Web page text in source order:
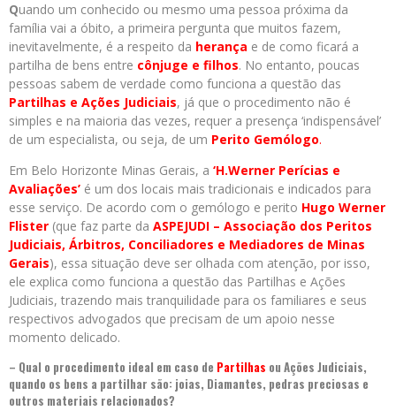
Quando um conhecido ou mesmo uma pessoa próxima da
família vai a óbito, a primeira pergunta que muitos fazem,
inevitavelmente, é a respeito da herança e de como ficará a
partilha de bens entre cônjuge e filhos. No entanto, poucas
pessoas sabem de verdade como funciona a questão das
Partilhas e Ações Judiciais, já que o procedimento não é
simples e na maioria das vezes, requer a presença ‘indispensável’
de um especialista, ou seja, de um Perito Gemólogo.
Em Belo Horizonte Minas Gerais, a ‘H.Werner Perícias e
Avaliações’ é um dos locais mais tradicionais e indicados para
esse serviço. De acordo com o gemólogo e perito Hugo Werner
Flister (que faz parte da ASPEJUDI – Associação dos Peritos
Judiciais, Árbitros, Conciliadores e Mediadores de Minas
Gerais), essa situação deve ser olhada com atenção, por isso,
ele explica como funciona a questão das Partilhas e Ações
Judiciais, trazendo mais tranquilidade para os familiares e seus
respectivos advogados que precisam de um apoio nesse
momento delicado.
– Qual o procedimento ideal em caso de Partilhas ou Ações Judiciais,
quando os bens a partilhar são: joias, Diamantes, pedras preciosas e
outros materiais relacionados?